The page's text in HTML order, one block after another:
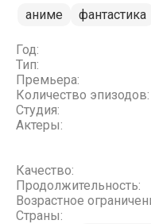
аниме
фантастика
Год:
Тип:
Премьера:
Количество эпизодов:
Студия:
Актеры:
Качество:
Продолжительность:
Возрастное
Страны: